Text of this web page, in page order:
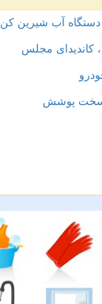
آب شیرین کن
کاندیدای مجلس
پوشش